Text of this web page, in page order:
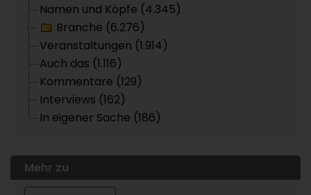
Namen und Köpfe (4.345)
Branche (6.276)
Veranstaltungen (1.914)
Auch das (1.116)
Kommentare (129)
Interviews (162)
In eigener Sache (186)
Mehr zu